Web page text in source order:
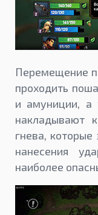
Перемещение
проходить
и амуниции, а
накладывают
гнева,
нанесения
наиболее